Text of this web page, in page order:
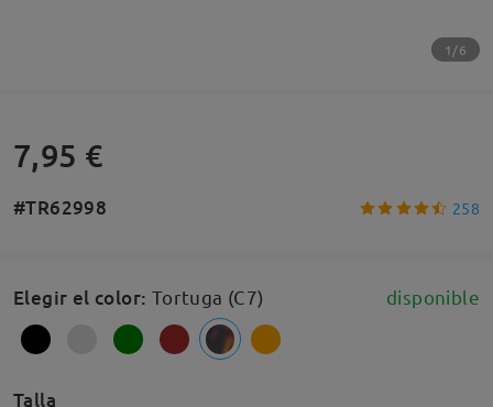
1/6
7,95 €
#TR62998 258
Elegir el color: Tortuga (C7) disponible
Talla